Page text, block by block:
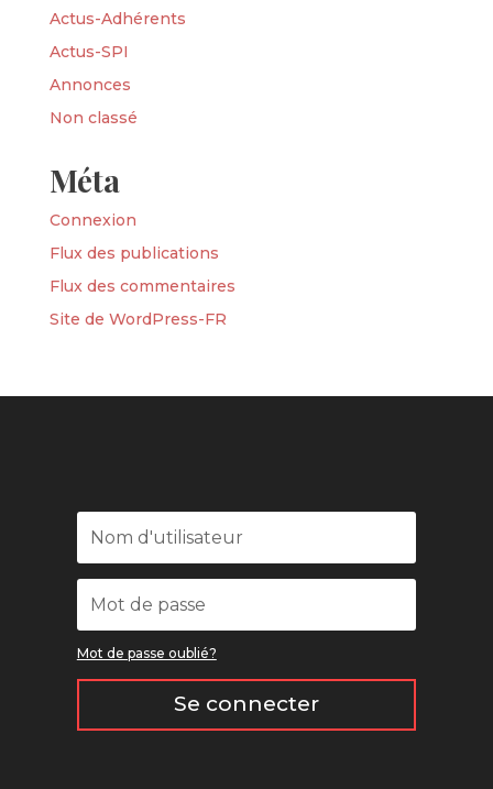
Actus-Adhérents
Actus-SPI
Annonces
Non classé
Méta
Connexion
Flux des publications
Flux des commentaires
Site de WordPress-FR
Mot de passe oublié?
Se connecter